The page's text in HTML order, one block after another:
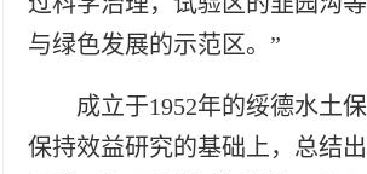
与绿色发展的示范区。”
成立于1952年的绥德水土
保持效益研究的基础上，总结